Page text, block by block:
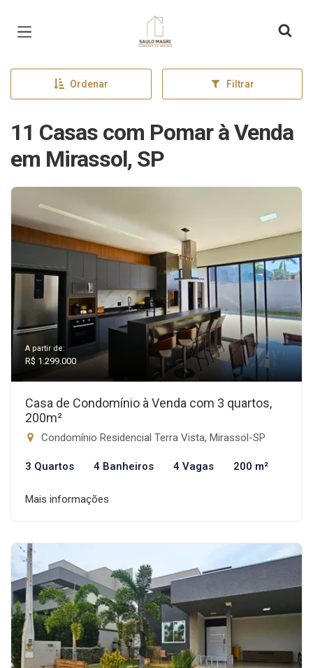
Página inicial
Ordenar Filtrar
11 Casas com Pomar à Venda
em Mirassol, SP
A partir de:
R$ 1.299.000
Casa de Condomínio à Venda com 3 quartos,
200m²
Condomínio Residencial Terra Vista, Mirassol-SP
3 Quartos 4 Banheiros 4 Vagas 200 m²
Mais informações